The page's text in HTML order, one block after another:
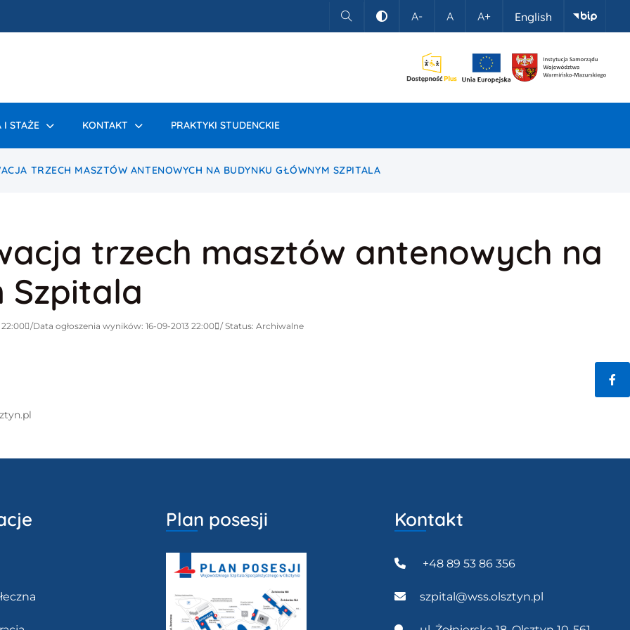
Szukaj Kontrast
A- A A+ English
I STAŻE KONTAKT PRAKTYKI STUDENCKIE
TRZECH MASZTÓW ANTENOWYCH NA BUDYNKU GŁÓWNYM SZPITALA
trzech masztów antenowych na
Szpitala
22:00 Data ogłoszenia wyników: 16-09-2013 22:00 Status: Archiwalne
Plan posesji Kontakt
+48 89 53 86 356
szpital@wss.olsztyn.pl